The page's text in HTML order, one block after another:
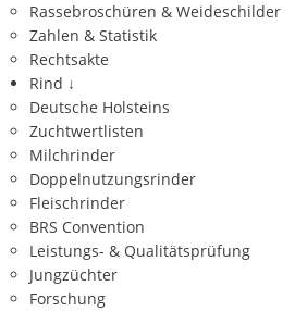
Rassebroschüren & Weideschilder
Zahlen & Statistik
Rechtsakte
Rind ↓
Deutsche Holsteins
Zuchtwertlisten
Milchrinder
Doppelnutzungsrinder
Fleischrinder
BRS Convention
Leistungs- & Qualitätsprüfung
Jungzüchter
Forschung